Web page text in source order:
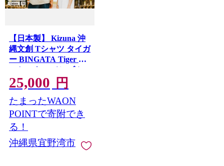
【日本製】 Kizuna 沖
縄文創 Tシャツ タイガ
ー BINGATA Tiger ユ
ニセックス メンズ レ
ディース | ホワイト M
紅型 沖縄 伝統工芸 虎
ネオンカラー | 沖縄県
宜野湾市 送料無料
25,000 円
たまったWAON
POINTで寄附でき
る！
沖縄県宜野湾市